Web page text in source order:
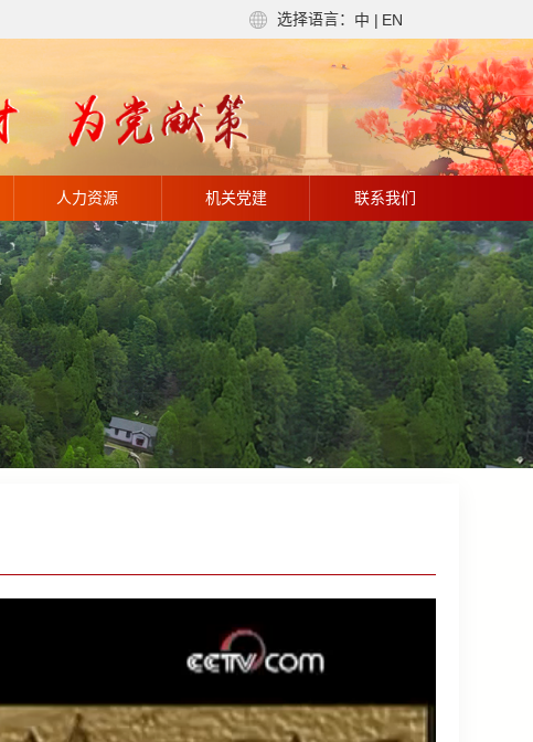
选择语言： 中 | EN
人力资源 机关党建 联系我们